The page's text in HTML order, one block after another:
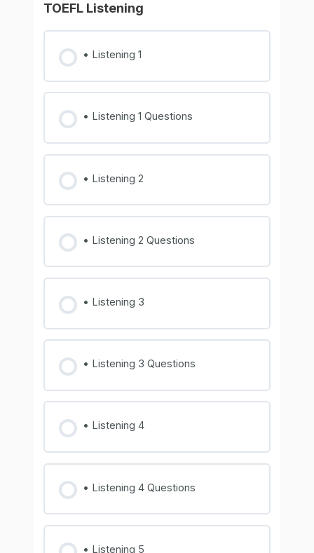
TOEFL Listening
• Listening 1
• Listening 1 Questions
• Listening 2
• Listening 2 Questions
• Listening 3
• Listening 3 Questions
• Listening 4
• Listening 4 Questions
• Listening 5